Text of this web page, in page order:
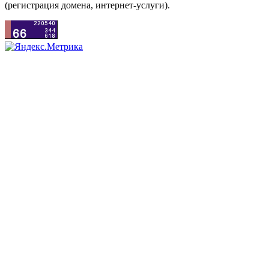
(регистрация домена, интернет-услуги).